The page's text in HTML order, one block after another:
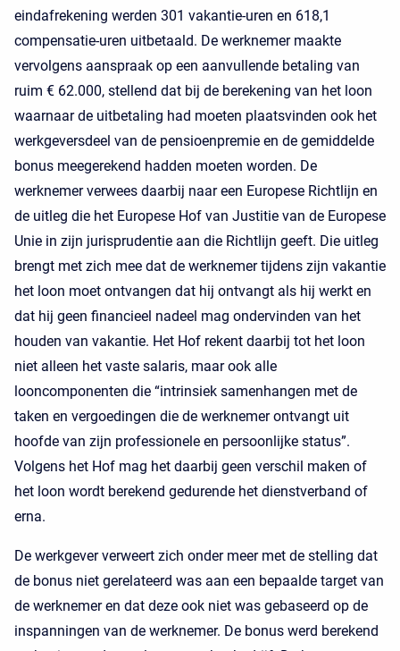
eindafrekening werden 301 vakantie-uren en 618,1
compensatie-uren uitbetaald. De werknemer maakte
vervolgens aanspraak op een aanvullende betaling van
ruim € 62.000, stellend dat bij de berekening van het loon
waarnaar de uitbetaling had moeten plaatsvinden ook het
werkgeversdeel van de pensioenpremie en de gemiddelde
bonus meegerekend hadden moeten worden. De
werknemer verwees daarbij naar een Europese Richtlijn en
de uitleg die het Europese Hof van Justitie van de Europese
Unie in zijn jurisprudentie aan die Richtlijn geeft. Die uitleg
brengt met zich mee dat de werknemer tijdens zijn vakantie
het loon moet ontvangen dat hij ontvangt als hij werkt en
dat hij geen financieel nadeel mag ondervinden van het
houden van vakantie. Het Hof rekent daarbij tot het loon
niet alleen het vaste salaris, maar ook alle
looncomponenten die “intrinsiek samenhangen met de
taken en vergoedingen die de werknemer ontvangt uit
hoofde van zijn professionele en persoonlijke status”.
Volgens het Hof mag het daarbij geen verschil maken of
het loon wordt berekend gedurende het dienstverband of
erna.
De werkgever verweert zich onder meer met de stelling dat
de bonus niet gerelateerd was aan een bepaalde target van
de werknemer en dat deze ook niet was gebaseerd op de
inspanningen van de werknemer. De bonus werd berekend